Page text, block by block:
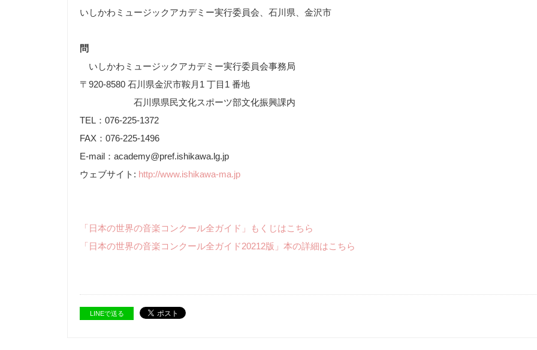
いしかわミュージックアカデミー実行委員会、石川県、金沢市
問
いしかわミュージックアカデミー実行委員会事務局
〒920-8580 石川県金沢市鞍月1 丁目1 番地
石川県県民文化スポーツ部文化振興課内
TEL：076-225-1372
FAX：076-225-1496
E-mail：academy@pref.ishikawa.lg.jp
ウェブサイト: http://www.ishikawa-ma.jp
「日本の世界の音楽コンクール全ガイド」もくじはこちら
「日本の世界の音楽コンクール全ガイド20212版」本の詳細はこちら
LINEで送る